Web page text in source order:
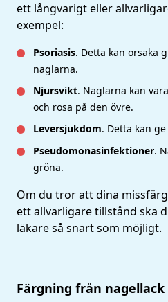
ett långvarigt eller
exempel:
Psoriasis. Detta kan orsaka
naglarna.
Njursvikt. Naglarna kan
och rosa på den övre.
Leversjukdom. Detta kan
Pseudomonasinfektioner.
gröna.
Om du tror att dina
ett allvarligare tillstånd ska
läkare så snart som möjligt.
Färgning från nagellack